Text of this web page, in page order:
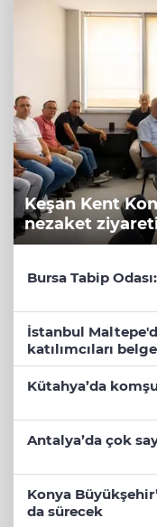
Keşan Kent
nezaket
Bursa Tabip
İstanbul
katılımcıları
Kütahya’da
Antalya’da çok
Konya
da sürecek